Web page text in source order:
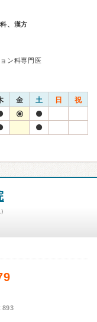
、漢方
ン科専門医
金 土 日 祝
893